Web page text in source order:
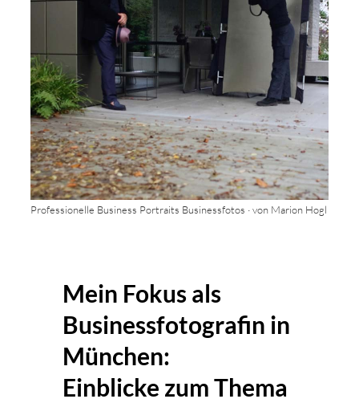
Professionelle Business Portraits Businessfotos · von Marion Hogl
Mein Fokus als
Businessfotografin in
München:
Einblicke zum Thema